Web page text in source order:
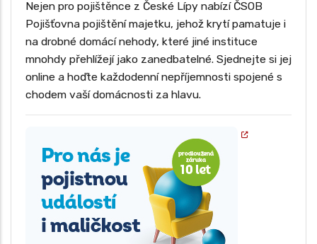
nájemné při neobyvatelnosti)
Pojištění venkovního vybavení a zahradních
prvků
Požár, výbuch, úder blesku a kouř
Povodeň, záplava, voda z tajícího sněhu
Vichřice, orkán, krupobití
Sesuv půdy, pád stromu, stožáru nebo části
budovy
Vytopení a únik vody z vodovodního zařízení
Vandalismus a úmyslné poškození cizí osobou
Poškození skel, zrcadel a výloh
Pojištění odpovědnosti vlastníka nemovitosti
Pojištění domácnosti jako součást komplexního
Nejen pro pojištěnce z České Lípy nabízí ČSOB
Pojišťovna pojištění majetku, jehož krytí pamatuje i
na drobné domácí nehody, které jiné instituce
mnohdy přehlížejí jako zanedbatelné. Sjednejte si jej
online a hoďte každodenní nepříjemnosti spojené s
chodem vaší domácnosti za hlavu.